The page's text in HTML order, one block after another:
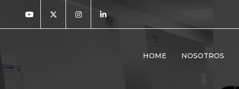
HOME NOSOTROS